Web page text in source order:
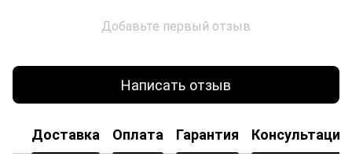
Добавьте первый отзыв
Написать отзыв
Доставка Оплата Гарантия Консультация